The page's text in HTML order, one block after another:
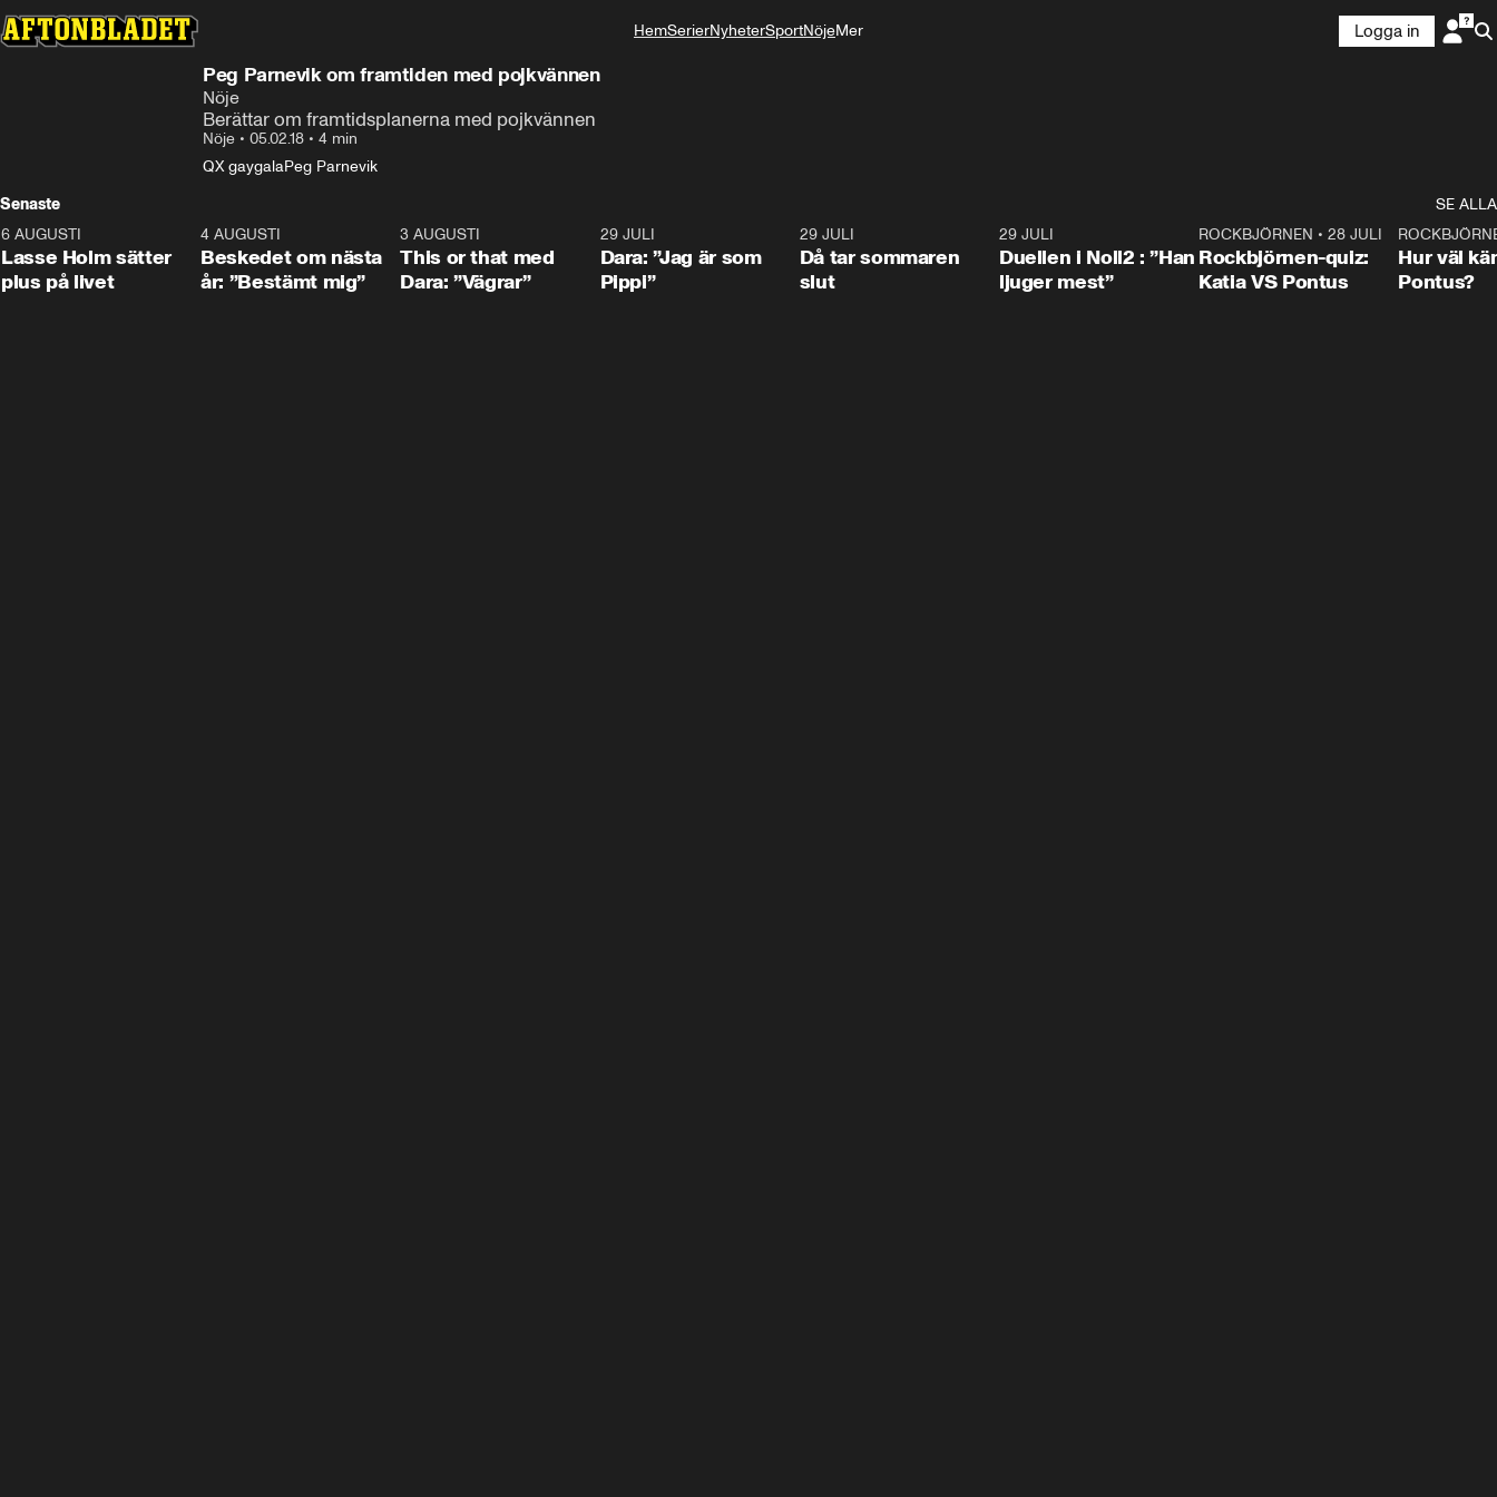
HemSerierNyheterSportNöjeMer
Logga in
Peg Parnevik om framtiden med pojkvännen
Nöje
Berättar om framtidsplanerna med pojkvännen
Nöje • 05.02.18 • 4 min
QX gaygalaPeg Parnevik
Senaste
SE ALLA
1:04
6 AUGUSTI
Lasse Holm sätter
plus på livet
0:24
4 AUGUSTI
Beskedet om nästa
år: ”Bestämt mig”
3 AUGUSTI
This or that med
Dara: ”Vägrar”
29 JULI
Dara: ”Jag är som
Pippi”
29 JULI
Då tar sommaren
slut
29 JULI
Duellen i Noll2 : ”Han
ljuger mest”
0:15
ROCKBJÖRNEN •28 JULI
Rockbjörnen-quiz:
Katia VS Pontus
Hur väl
Pontus?